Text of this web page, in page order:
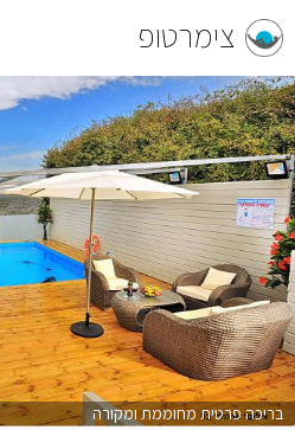
צימרטופ
בריכה פרטית מחוממת ומקורה